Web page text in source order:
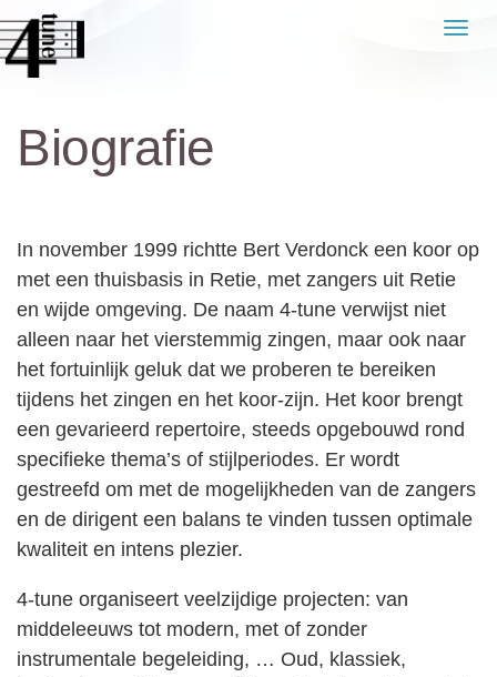
Naar
de
inhoud
Biografie
In november 1999 richtte Bert Verdonck een koor op
met een thuisbasis in Retie, met zangers uit Retie
en wijde omgeving. De naam 4-tune verwijst niet
alleen naar het vierstemmig zingen, maar ook naar
het fortuinlijk geluk dat we proberen te bereiken
tijdens het zingen en het koor-zijn. Het koor brengt
een gevarieerd repertoire, steeds opgebouwd rond
specifieke thema’s of stijlperiodes. Er wordt
gestreefd om met de mogelijkheden van de zangers
en de dirigent een balans te vinden tussen optimale
kwaliteit en intens plezier.
4-tune organiseert veelzijdige projecten: van
middeleeuws tot modern, met of zonder
instrumentale begeleiding, … Oud, klassiek,